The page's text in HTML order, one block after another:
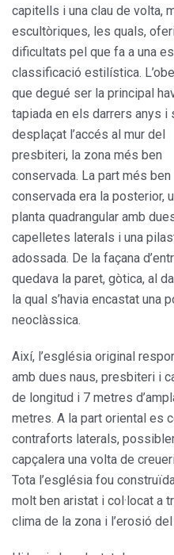
capitells i una clau de volta,
escultòriques, les quals,
dificultats pel que fa a una
classificació estilística.
que degué ser la principal
tapiada en els darrers anys i
desplaçat l’accés al mur del
presbiteri, la zona més ben
conservada. La part més ben
conservada era la posterior,
planta quadrangular amb
capelletes laterals i una
adossada. De la façana
quedava la paret, gòtica, al
la qual s’havia encastat una
neoclàssica.
Així, l’església original
amb dues naus, presbiteri i
de longitud i 7 metres
metres. A la part oriental es
contraforts laterals,
capçalera una volta de
Tota l’església fou
molt ben aristat i col·locat a
clima de la zona i l’erosió